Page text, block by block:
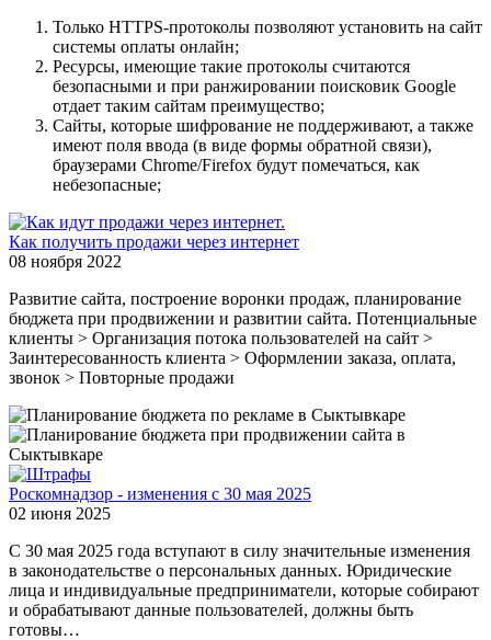
Только HTTPS-протоколы позволяют установить на сайт
системы оплаты онлайн;
Ресурсы, имеющие такие протоколы считаются
безопасными и при ранжировании поисковик Google
отдает таким сайтам преимущество;
Сайты, которые шифрование не поддерживают, а также
имеют поля ввода (в виде формы обратной связи),
браузерами Chrome/Firefox будут помечаться, как
небезопасные;
Как получить продажи через интернет
08 ноября 2022
Развитие сайта, построение воронки продаж, планирование
бюджета при продвижении и развитии сайта. Потенциальные
клиенты > Организация потока пользователей на сайт >
Заинтересованность клиента > Оформлении заказа, оплата,
звонок > Повторные продажи
Роскомнадзор - изменения с 30 мая 2025
02 июня 2025
С 30 мая 2025 года вступают в силу значительные изменения
в законодательстве о персональных данных. Юридические
лица и индивидуальные предприниматели, которые собирают
и обрабатывают данные пользователей, должны быть
готовы…